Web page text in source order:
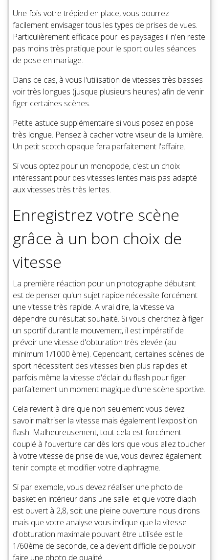
Une fois votre trépied en place, vous pourrez
facilement envisager tous les types de prises de vues.
Particulièrement efficace pour les paysages il n'en reste
pas moins très pratique pour le sport ou les séances
de pose en mariage.
Dans ce cas, à vous l'utilisation de vitesses très basses
voir très longues (jusque plusieurs heures) afin de venir
figer certaines scènes.
Petite astuce supplémentaire si vous posez en pose
très longue. Pensez à cacher votre viseur de la lumière.
Un petit scotch opaque fera parfaitement l'affaire.
Si vous optez pour un monopode, c'est un choix
intéressant pour des vitesses lentes mais pas adapté
aux vitesses très très lentes.
Enregistrez votre scène
grâce à un bon choix de
vitesse
La première réaction pour un photographe débutant
est de penser qu'un sujet rapide nécessite forcément
une vitesse très rapide. A vrai dire, la vitesse va
dépendre du résultat souhaité. Si vous cherchez à figer
un sportif durant le mouvement, il est impératif de
prévoir une vitesse d'obturation très elevée (au
minimum 1/1000 ème). Cependant, certaines scènes de
sport nécessitent des vitesses bien plus rapides et
parfois même la vitesse d'éclair du flash pour figer
parfaitement un moment magique d'une scène sportive.
Cela revient à dire que non seulement vous devez
savoir maîtriser la vitesse mais également l'exposition
flash. Malheureusement, tout cela est forcément
couplé à l'ouverture car dès lors que vous allez toucher
à votre vitesse de prise de vue, vous devrez également
tenir compte et modifier votre diaphragme.
Si par exemple, vous devez réaliser une photo de
basket en intérieur dans une salle et que votre diaph
est ouvert à 2,8, soit une pleine ouverture nous dirons
mais que votre analyse vous indique que la vitesse
d'obturation maximale pouvant être utilisée est le
1/60ème de seconde, cela devient difficile de pouvoir
faire une photo de qualité.